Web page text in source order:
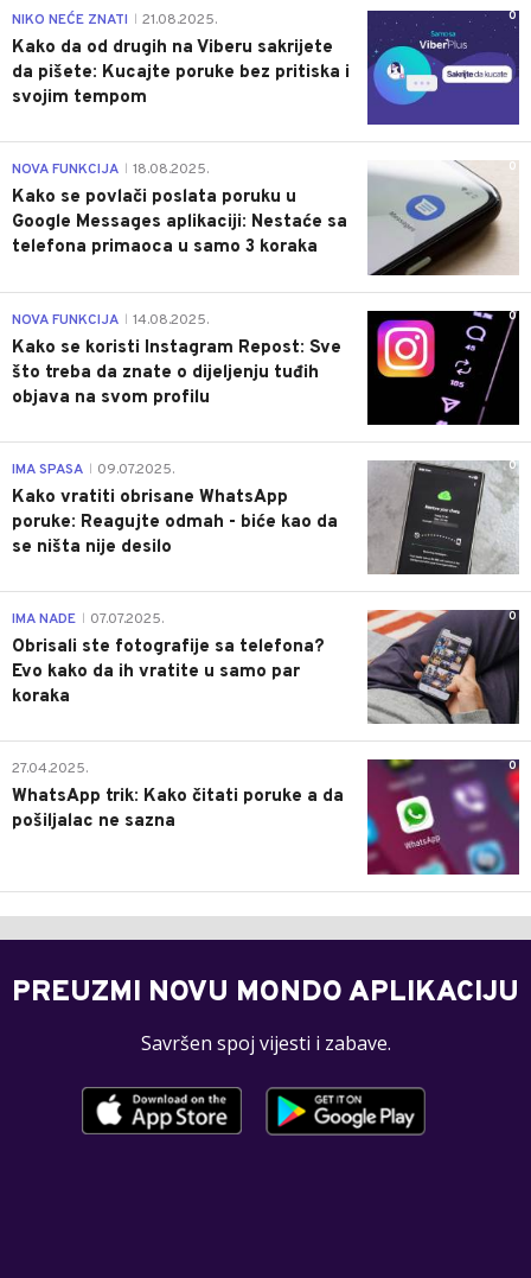
0
NIKO NEĆE ZNATI 21.08.2025.
Kako da od drugih na Viberu sakrijete
da pišete: Kucajte poruke bez pritiska i
svojim tempom
0
NOVA FUNKCIJA 18.08.2025.
Kako se povlači poslata poruku u
Google Messages aplikaciji: Nestaće sa
telefona primaoca u samo 3 koraka
0
NOVA FUNKCIJA 14.08.2025.
Kako se koristi Instagram Repost: Sve
što treba da znate o dijeljenju tuđih
objava na svom profilu
0
IMA SPASA 09.07.2025.
Kako vratiti obrisane WhatsApp
poruke: Reagujte odmah - biće kao da
se ništa nije desilo
0
IMA NADE 07.07.2025.
Obrisali ste fotografije sa telefona?
Evo kako da ih vratite u samo par
koraka
0
27.04.2025.
WhatsApp trik: Kako čitati poruke a da
pošiljalac ne sazna
PREUZMI NOVU MONDO APLIKACIJU
Savršen spoj vijesti i zabave.